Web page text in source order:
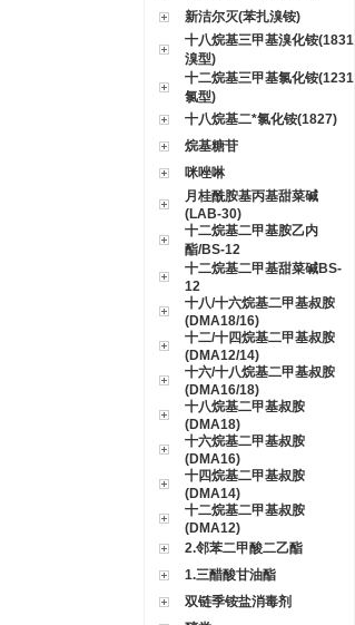
新洁尔灭(苯扎溴铵)
十八烷基三甲基溴化铵(1831
溴型)
十二烷基三甲基氯化铵(1231
氯型)
十八烷基二*氯化铵(1827)
烷基糖苷
咪唑啉
月桂酰胺基丙基甜菜碱
(LAB-30)
十二烷基二甲基胺乙内
酯/BS-12
十二烷基二甲基甜菜碱BS-
12
十八/十六烷基二甲基叔胺
(DMA18/16)
十二/十四烷基二甲基叔胺
(DMA12/14)
十六/十八烷基二甲基叔胺
(DMA16/18)
十八烷基二甲基叔胺
(DMA18)
十六烷基二甲基叔胺
(DMA16)
十四烷基二甲基叔胺
(DMA14)
十二烷基二甲基叔胺
(DMA12)
2.邻苯二甲酸二乙酯
1.三醋酸甘油酯
双链季铵盐消毒剂